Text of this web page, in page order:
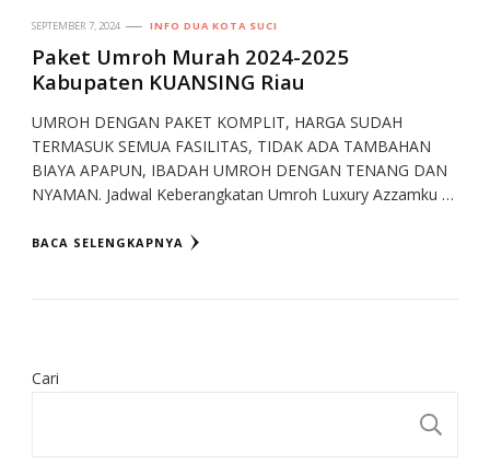
SEPTEMBER 7, 2024 INFO DUA KOTA SUCI
Paket Umroh Murah 2024-2025
Kabupaten KUANSING Riau
UMROH DENGAN PAKET KOMPLIT, HARGA SUDAH
TERMASUK SEMUA FASILITAS, TIDAK ADA TAMBAHAN
BIAYA APAPUN, IBADAH UMROH DENGAN TENANG DAN
NYAMAN. Jadwal Keberangkatan Umroh Luxury Azzamku …
BACA SELENGKAPNYA
Cari